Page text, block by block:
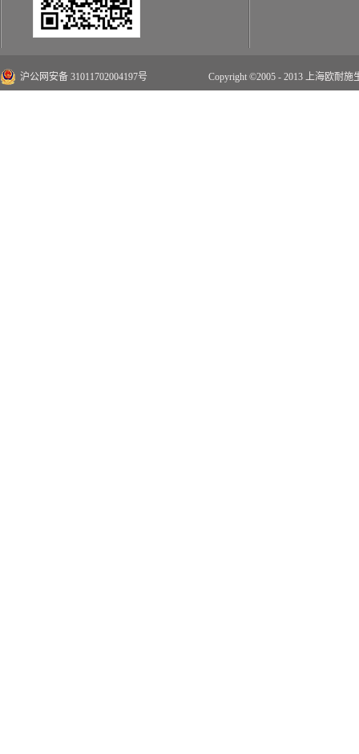
沪公网安备 31011702004197号 Copyright ©2005 - 2013 上海欧耐施